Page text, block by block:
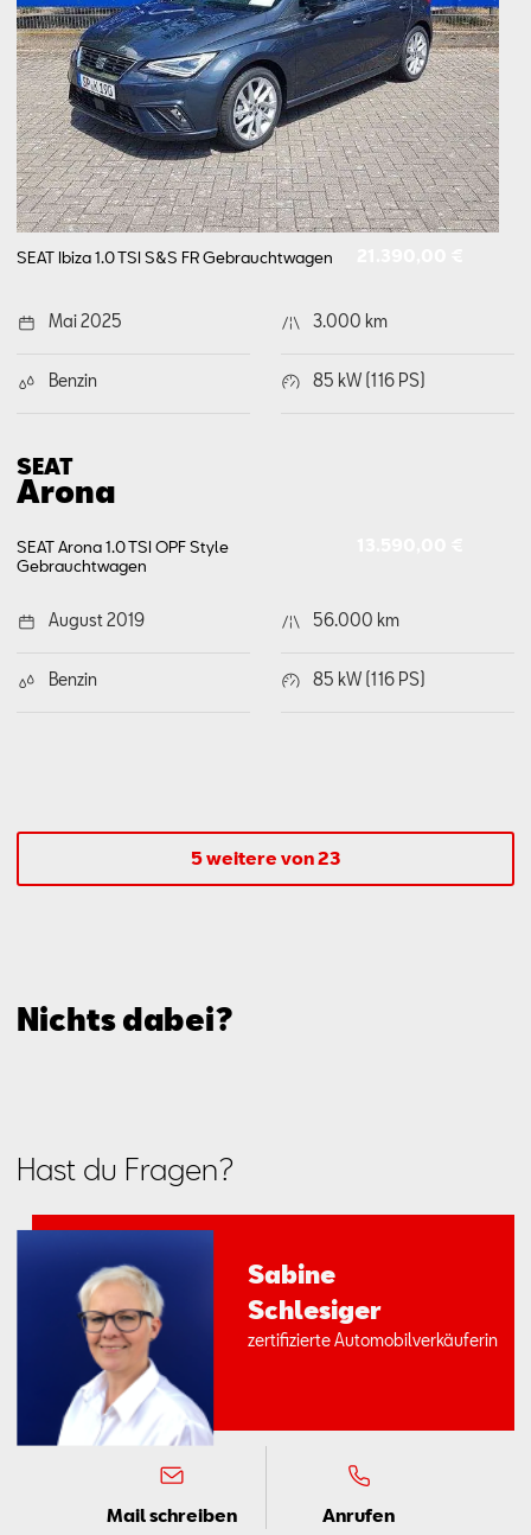
SEAT Ibiza 1.0 TSI S&S FRGebrauchtwagen
Mai 2025 3.000 km
Benzin 85 kW (116 PS)
SEAT
Arona
SEAT Arona 1.0 TSI OPF Style
Gebrauchtwagen
August 2019 56.000 km
Benzin 85 kW (116 PS)
5 weitere von 23
Nichts dabei?
Hast du Fragen?
Sa­bi­ne
Schle­si­ger
zer­ti­fi­zier­te Au­to­mo­bil­ver­käu­fe­rin
Mail schreiben Anrufen